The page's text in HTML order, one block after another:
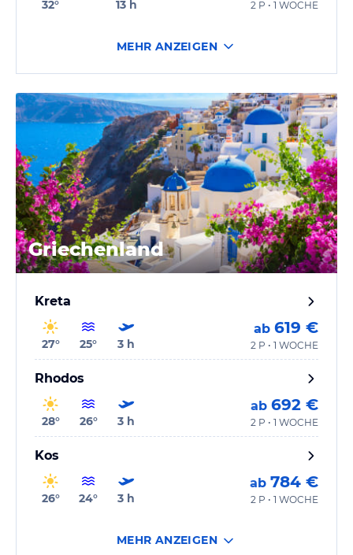
32° 13h 2 P • 1 WOCHE
MEHR ANZEIGEN
Griechenland
Kreta
27° 25° 3 h
ab 619 €
2 P • 1 WOCHE
Rhodos
28° 26° 3 h
ab 692 €
2 P • 1 WOCHE
Kos
26° 24° 3 h
ab 784 €
2 P • 1 WOCHE
MEHR ANZEIGEN